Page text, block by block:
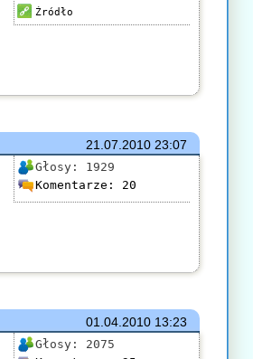
Źródło
21.07.201023:07
Głosy: 1929
Komentarze: 20
01.04.201013:23
Głosy: 2075